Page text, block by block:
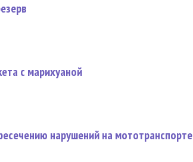
с марихуаной
нарушений на мототранспорте